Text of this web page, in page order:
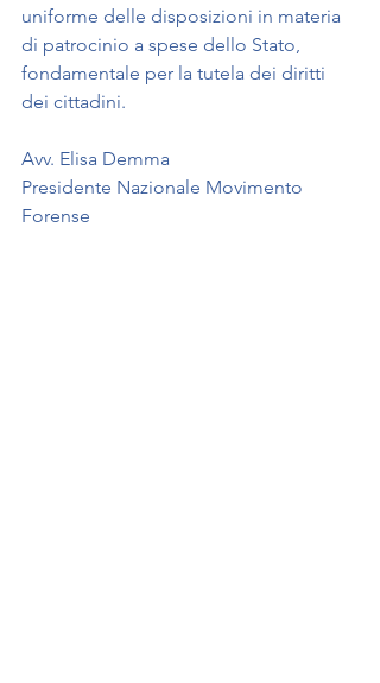
uniforme delle disposizioni in materia
di patrocinio a spese dello Stato,
fondamentale per la tutela dei diritti
dei cittadini.
Avv. Elisa Demma
Presidente Nazionale Movimento
Forense